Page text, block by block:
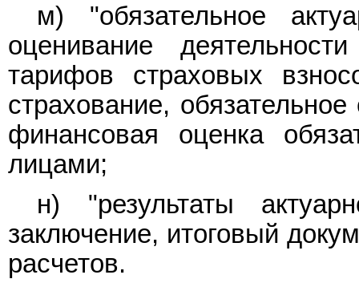
м) "обязательное
оценивание
тарифов страховых
страхование,
финансовая оценка
лицами;
н) "результаты
заключение, итоговый
расчетов.